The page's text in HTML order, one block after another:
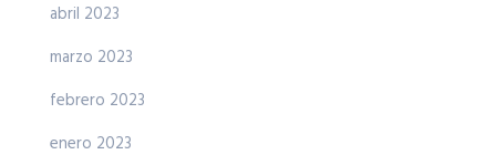
abril 2023
marzo 2023
febrero 2023
enero 2023